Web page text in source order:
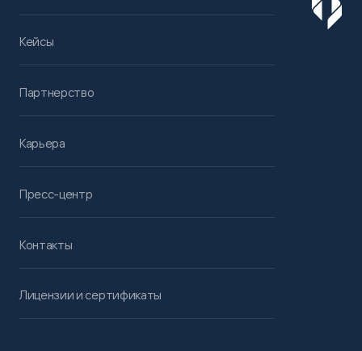
Кейсы
Партнерство
Карьера
Пресс-центр
Контакты
Лицензии и сертификаты